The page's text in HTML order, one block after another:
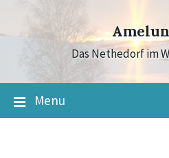
content
main
footer
Das Nethedorf im
Menu